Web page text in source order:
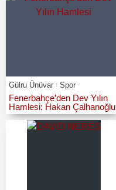
Gülru Ünüvar Spor
Fenerbahçe’den Dev Yılın
Hamlesi: Hakan Çalhanoğlu